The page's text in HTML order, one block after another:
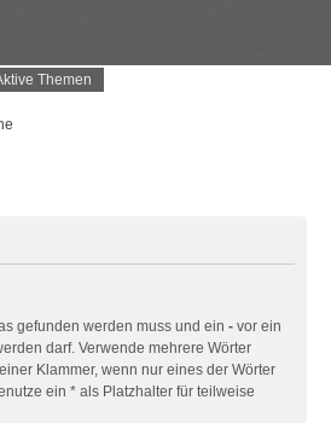
Themen
gefunden werden muss und ein - vor ein
darf. Verwende mehrere Wörter
Klammer, wenn nur eines der Wörter
ein * als Platzhalter für teilweise